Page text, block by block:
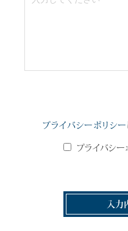
プライバシーポリシー
プライバシー
入力